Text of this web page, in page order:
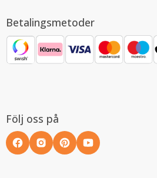
Betalingsmetoder
Följ oss på